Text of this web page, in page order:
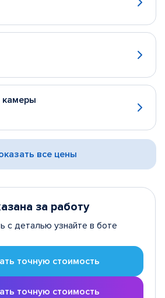
камеры
все цены
за работу
с деталью узнайте в боте
точную стоимость
точную стоимость